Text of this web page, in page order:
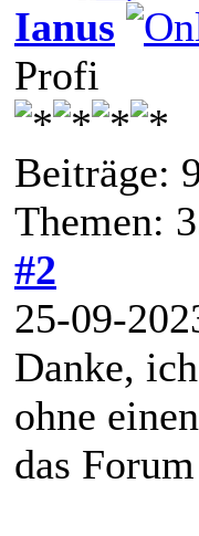
Ianus
Profi
Beiträge:
Themen:
#2
25-09-
Danke,
ohne
das